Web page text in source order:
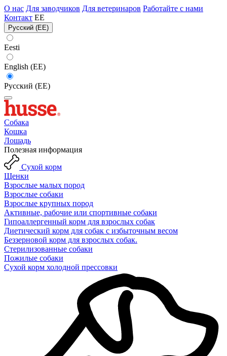
О нас Для заводчиков Для ветеринаров Работайте с нами
Контакт EE
Русский (EE)
Eesti
English (EE)
Русский (EE)
Собака
Кошка
Лошадь
Полезная информация
Сухой корм
Щенки
Взрослые малых пород
Взрослые собаки
Взрослые крупных пород
Активные, рабочие или спортивные собаки
Гипоаллергенный корм для взрослых собак
Диетический корм для собак с избыточным весом
Беззерновой корм для взрослых собак.
Стерилизованные собаки
Пожилые собаки
Сухой корм холодной прессовки